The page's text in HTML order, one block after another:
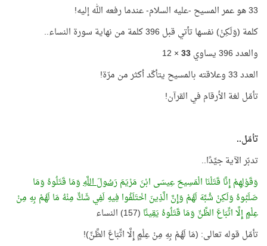
33 هو عمر المسيح -عليه السلام- عندما رفعه الله إليه!
كلمة (وَلَكِنْ) نفسها تأتي قبل 396 كلمة من نهاية سورة النساء..
والعدد 396 يساوي
33
× 12
العدد 33 وعلاقته بالمسيح يتأكّد أكثر من مرّة!
تأمّل لغة الأرقام في القرآن!
تأمّل..
تدبّر الآية جيِّدًا..
وَقَوْلِهِمْ إِنَّا قَتَلْنَا الْمَسِيحَ عِيسَى ابْنَ مَرْيَمَرَسُولَ اللَّهِوَمَا قَتَلُوهُ وَمَا
صَلَبُوهُ وَلَكِنْ شُبِّهَ لَهُمْ وَإِنَّ الَّذِينَ اخْتَلَفُوا فِيهِ لَفِي شَكٍّ مِنْهُ مَا لَهُمْ بِهِ مِنْ
عِلْمٍ إِلَّا اتِّبَاعَ الظَّنِّ وَمَا قَتَلُوهُ يَقِينًا (157) النساء
تأمّل قوله تعالى: (مَا لَهُمْ بِهِ مِنْ عِلْمٍ إِلَّا اتِّبَاعَ الظَّنِّ)!